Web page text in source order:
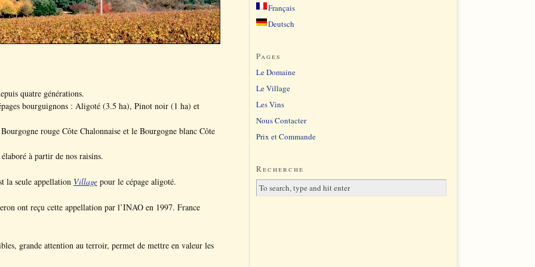
quatre générations.
bourguignons : Aligoté (3.5 ha), Pinot noir (1 ha) et
rouge Côte Chalonnaise et le Bourgogne blanc Côte
à partir de nos raisins.
la seule appellation Village pour le cépage aligoté.
ont reçu cette appellation par l’INAO en 1997. France
grande attention au terroir, permet de mettre en valeur les
Français
Deutsch
Pages
Le Domaine
Le Village
Les Vins
Nous Contacter
Prix et Commande
Recherche